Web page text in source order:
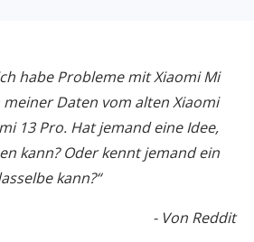
habe Probleme mit Xiaomi Mi
Daten vom alten Xiaomi
13 Pro. Hat jemand eine Idee,
kann? Oder kennt jemand ein
kann?“
- Von Reddit